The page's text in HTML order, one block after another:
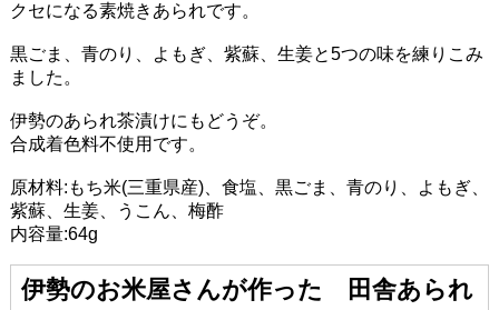
クセになる素焼きあられです。
黒ごま、青のり、よもぎ、紫蘇、生姜と5つの味を練りこみ
ました。
伊勢のあられ茶漬けにもどうぞ。
合成着色料不使用です。
原材料:もち米(三重県産)、食塩、黒ごま、青のり、よもぎ、
紫蘇、生姜、うこん、梅酢
内容量:64g
伊勢のお米屋さんが作った 田舎あられ